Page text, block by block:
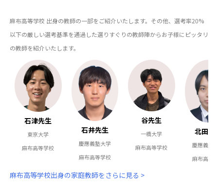
麻布高等学校 出身の教師の一部をご紹介いたします。その他、選考率20%
以下の厳しい選考基準を通過した選りすぐりの教師陣からお子様にピッタリ
の教師を紹介いたします。
石津先生
東京大学
麻布高等学校
石井先生
慶應義塾大学
麻布高等学校
谷先生
一橋大学
麻布高等学校
北田先
慶應義塾
麻布高等
麻布高等学校出身の家庭教師をさらに見る >